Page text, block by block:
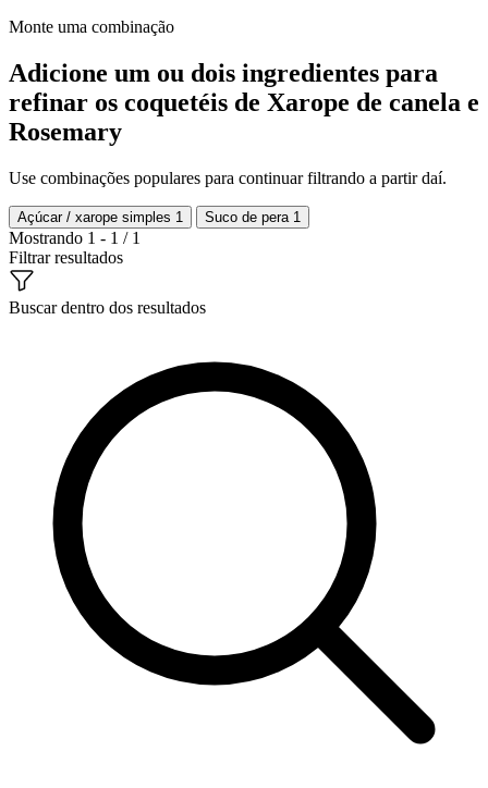
Monte uma combinação
Adicione um ou dois ingredientes para
refinar os coquetéis de Xarope de canela e
Rosemary
Use combinações populares para continuar filtrando a partir daí.
Açúcar / xarope simples 1 Suco de pera 1
Mostrando 1 - 1 / 1
Filtrar resultados
Buscar dentro dos resultados